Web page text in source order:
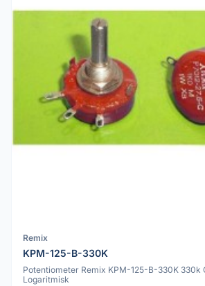
Remix
KPM-125-B-330K
Potentiometer Remix KPM-125-B-330K 330k
Logaritmisk